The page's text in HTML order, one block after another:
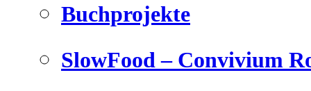
Buchprojekte
SlowFood – Convivium